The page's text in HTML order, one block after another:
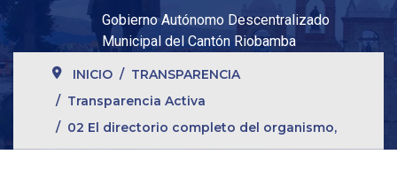
Gobierno Autónomo Descentralizado
Municipal del Cantón Riobamba
INICIO
TRANSPARENCIA
Transparencia Activa
02 El directorio completo del organismo,